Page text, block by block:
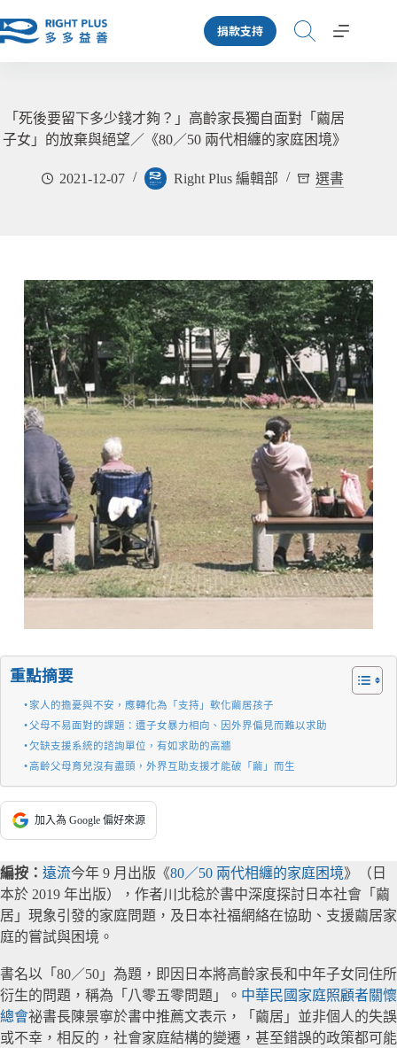
至
捐款支持
「死後要留下多少錢才夠？」高齡家長獨自面對「繭居
子女」的放棄與絕望／《80／50 兩代相纏的家庭困境》
2021-12-07 Right Plus 編輯部 選書
重點摘要
家人的擔憂與不安，應轉化為「支持」軟化繭居孩子
父母不易面對的課題：遭子女暴力相向、因外界偏見而難以求助
欠缺支援系統的諮詢單位，有如求助的高牆
高齡父母育兒沒有盡頭，外界互助支援才能破「繭」而生
加入為 Google 偏好來源
編按： 遠流今年 9 月出版《80／50 兩代相纏的家庭困境》（日
本於 2019 年出版），作者川北稔於書中深度探討日本社會「繭
居」現象引發的家庭問題，及日本社福網絡在協助、支援繭居家
庭的嘗試與困境。
書名以「80／50」為題，即因日本將高齡家長和中年子女同住所
衍生的問題，稱為「八零五零問題」。 中華民國家庭照顧者關懷
總會祕書長陳景寧於書中推薦文表示，「繭居」並非個人的失誤
或不幸，相反的，社會家庭結構的變遷，甚至錯誤的政策都可能